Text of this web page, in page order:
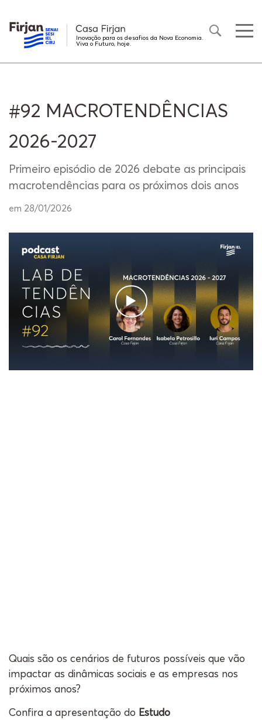
Inovação para os desafios da Nova Economia.
Viva o Futuro, hoje.
#92 MACROTENDÊNCIAS
2026-2027
Primeiro episódio de 2026 debate as principais
macrotendências para os próximos dois anos
em 28/01/2026
Quais são os cenários de futuros possíveis que vão
impactar as dinâmicas sociais e as empresas nos
próximos anos?
Confira a apresentação do Estudo